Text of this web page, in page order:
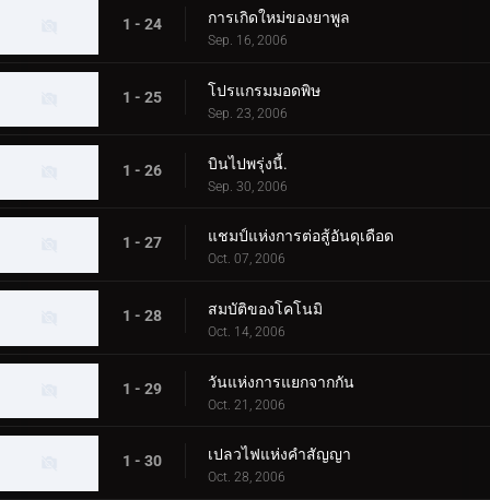
1 - 24 การเกิดใหม่ของยาพูล
Sep. 16, 2006
1 - 25 โปรแกรมมอดพิษ
Sep. 23, 2006
1 - 26 บินไปพรุ่งนี้.
Sep. 30, 2006
1 - 27 แชมป์แห่งการต่อสู้อันดุเดือด
Oct. 07, 2006
1 - 28 สมบัติของโคโนมิ
Oct. 14, 2006
1 - 29 วันแห่งการแยกจากกัน
Oct. 21, 2006
1 - 30 เปลวไฟแห่งคำสัญญา
Oct. 28, 2006